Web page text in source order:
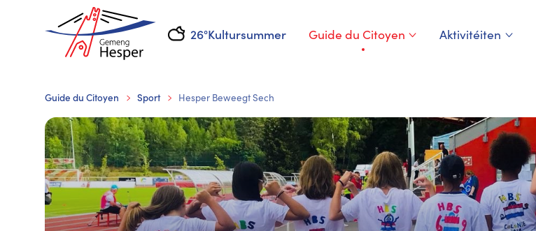
26°Kultursummer Guide du Citoyen
Page courante
Aktivitéiten
Guide du Citoyen Sport Hesper Beweegt Sech